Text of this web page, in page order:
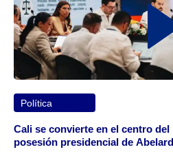
Política
Cali se convierte en el centro
posesión presidencial de